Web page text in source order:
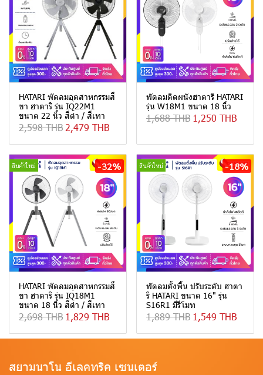
HATARI พัดลมอุตสาหกรรมสี่
ขา ฮาตาริ รุ่น IQ22M1
ขนาด 22 นิ้ว สีดำ / สีเทา
2,598 THB 2,479 THB
พัดลมติดผนังฮาตาริ HATARI
รุ่น W18M1 ขนาด 18 นิ้ว
1,688 THB 1,250 THB
สินค้าใหม่ -32%
HATARI พัดลมอุตสาหกรรมสี่
ขา ฮาตาริ รุ่น IQ18M1
ขนาด 18 นิ้ว สีดำ / สีเทา
2,698 THB 1,829 THB
สินค้าใหม่ -18%
พัดลมตั้งพื้น ปรับระดับ ฮาตา
ริ HATARI ขนาด 16" รุ่น
S16R1 มีรีโมท
1,889 THB 1,549 THB
สยามนาโน อีเลคทริค เซนเตอร์